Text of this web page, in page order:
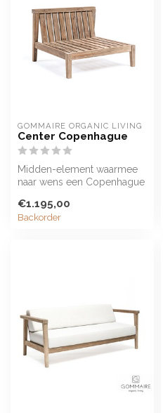
GOMMAIRE ORGANIC LIVING
Center Copenhague
Midden-element waarmee
naar wens een Copenhague
kan word...
€1.195,00
Backorder